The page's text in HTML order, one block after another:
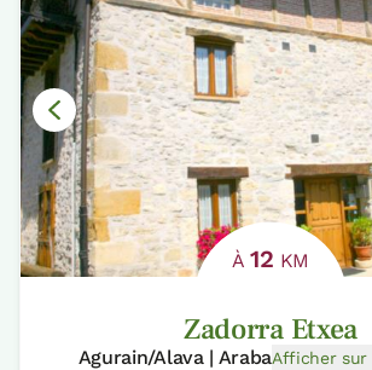
À12 KM
Zadorra Etxea
Agurain/Alava | ArabaAfficher sur